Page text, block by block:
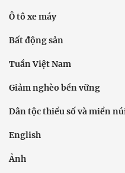
Ô tô xe máy
Bất động sản
Tuần Việt Nam
Giảm nghèo bền vững
Dân tộc thiểu số và miền
English
Ảnh